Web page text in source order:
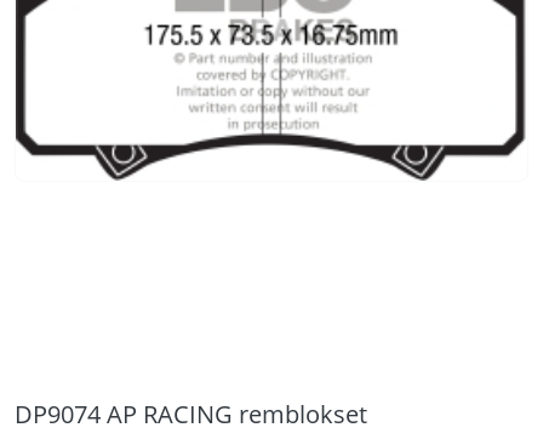
DP9074 AP RACING remblokset